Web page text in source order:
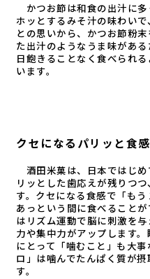
かつお節は和食の出汁に
ホッとするみそ汁の味わい
との思いから、かつお節粉
た出汁のようなうま味があ
日飽きることなく食べられ
います。
クセになるパリッと食感
酒田米菓は、日本ではじ
リッとした歯応えが残りつ
す。クセになる食感で「も
あっという間に食べること
はリズム運動で脳に刺激を
力や集中力がアップします
にとって「噛むこと」も大
ロ」は噛んでたんぱく質が
す。